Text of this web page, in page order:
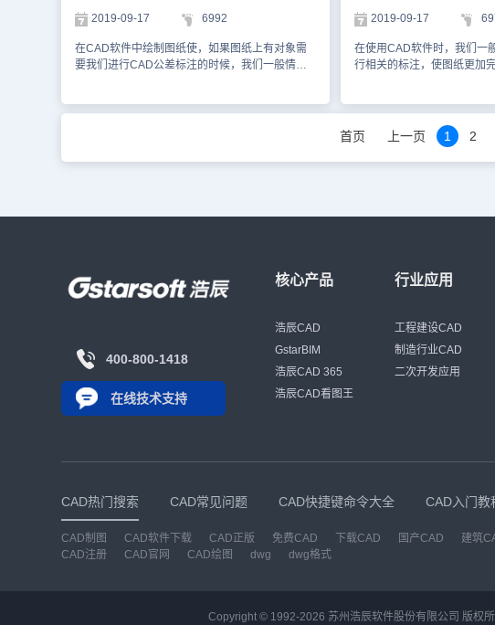
有同一几何公差要求且公差值相同时，可用一个公
是在CAD软件中，当我们对绘制的机械图纸进行
相关的标注的时候，我们可以根据需要进行CAD
就介绍这么多了。安装浩辰CAD软件试试吧。更
公差带图 为更简洁有效的表
线 在公差带图中，确定公差
常以零线表示基本尺寸。8.
线所限定的区域。 9.标准公
定公差带大小的任一公差，
靠近零线的那个偏差。若公
的基本偏差，小写字母代表
本概念 1.配合种类 基本尺
和轴公差带之间的关系称为
计要求，国标规定了以下
和轴相配都具有间隙（包
一对孔和轴相配，可能具有
济效益，国家标准规定了两
改变轴的基本偏差来得到各
的配合的一种制度。 基轴
下按“ED空格”，在弹出来的“
们输入如下图所示的标注上下公差
鼠标选择上下公差的数值，
堆叠的按钮。 3)这样，极限公差的输入完毕了。
“%%p0.05”（%%p显示为
2019-09-17 6992
在CAD软件中绘制图纸使，如果图纸上有对象需
要我们进行CAD公差标注的时候，我们一般情况
标注？ CAD公差标注新方法： 1、调取模板 调
助线条，如图1所示： 3、定义块属性 点击绘图→
示：请输入上偏差，值：+0.005。②对正：默认
左，文字样式：仿宋，文字高度：2.5。③点击拾
（1）删除辅助线条。 （2）点击绘图→块→创建
→弹出块定义对话框。 （3）输入名称：极限偏
差。 （4）点击拾取点：在(上偏差下偏差)左下位
置点击左键。 （5）选择对象：框选(上偏差下偏
差)→右键确定。 （6）勾选：转换为块。出现
(+0.005-0.005)。 （7）点击确定→编辑属性对话
中选择极限偏差。 （2）目标：文件名和保存路
调取新模板，点击插入块命令，按提示操作。比如
我们要输入φ50+0.035-0.018时，点击插入块命
作的“极限偏差”，选中，打开，确定。即返回图
面，在50右下角点击左键，即插入位置。 在下部
2019-09-17
在使用CAD软件时，我们一
行相关的标注，使图纸更加
标注方法： 标注公差带代
尺寸文本标注 在执行线性
尺寸标注提示中选择文字（
代测量值。（即%%C20f7
对话框编辑尺寸 在执行线
框。 方法四： 利用“替代
“标注样式管理器”对话框，
［后缀］输入f7 。执行线性
＾－0.041并且选取进行堆
按钮编辑尺 在执行线性尺
“编辑标注”命令，从标注编
前输入%%C，符号后输入
的线性尺寸，弹出“特性”对
首页 上一页 1 2
400-800-1418
在线技术支持
核心产品
浩辰CAD
GstarBIM
浩辰CAD 365
浩辰CAD看图王
行业应用
工程建设CAD
制造行业CAD
二次开发应用
CAD热门搜索 CAD常见问题 CAD快捷键命令大全 CAD入门教
CAD制图 CAD软件下载 CAD正版 免费CAD 下载CAD 国产CAD 建筑
CAD注册
CAD官网 CAD绘图 dwg dwg格式
Copyright © 1992-2026 苏州浩辰软件股份有限公司 版权